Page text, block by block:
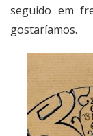
seguido em
gostaríamos.